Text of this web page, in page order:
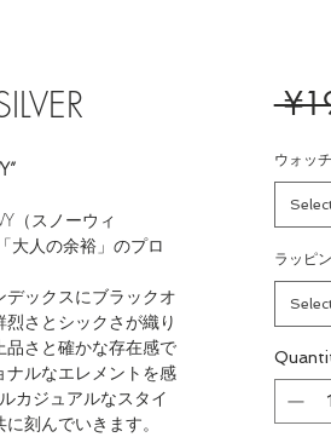
（スノーウィ
大人の余裕」のプロ
ックスにブラックオ
さとシックさが織り
さと確かな存在感で
ルなエレメントを感
カジュアルなスタイ
に刻んでいきます。
ウォッ
ラッピ